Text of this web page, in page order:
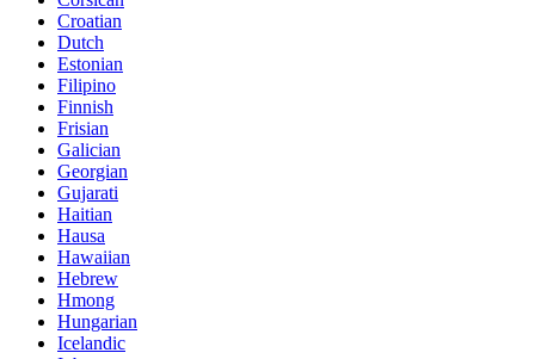
Croatian
Dutch
Estonian
Filipino
Finnish
Frisian
Galician
Georgian
Gujarati
Haitian
Hausa
Hawaiian
Hebrew
Hmong
Hungarian
Icelandic